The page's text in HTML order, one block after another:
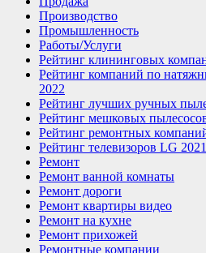
Производство
Промышленность
Работы/Услуги
Рейтинг клининговых
Рейтинг компаний по
2022
Рейтинг лучших ручных
Рейтинг мешковых
Рейтинг ремонтных
Рейтинг телевизоров LG
Ремонт
Ремонт ванной комнаты
Ремонт дороги
Ремонт квартиры видео
Ремонт на кухне
Ремонт прихожей
Ремонтные компании